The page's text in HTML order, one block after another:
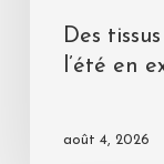
Des
l’été en
août 4, 2026